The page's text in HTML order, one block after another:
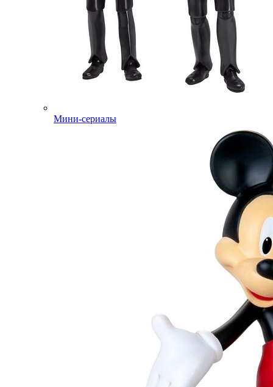
Мини-сериалы